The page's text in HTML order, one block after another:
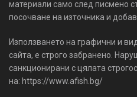
материали само след писмено
посочване на източника и
Използването на графични и
сайта, е строго забранено.
санкционирани с цялата
на: https://www.afish.bg/